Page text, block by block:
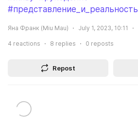
#представление_и_реальность
Яна Франк (Miu Mau) July 1, 2023, 10:11
4 reactions 8 replies 0 reposts
Repost